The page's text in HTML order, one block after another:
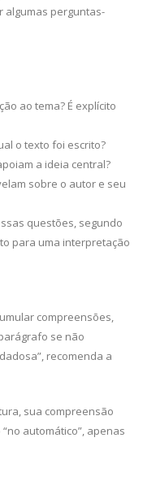
algumas perguntas-
ao tema? É explícito
o texto foi escrito?
a ideia central?
sobre o autor e seu
questões, segundo
para uma interpretação
compreensões,
se não
recomenda a
sua compreensão
automático”, apenas